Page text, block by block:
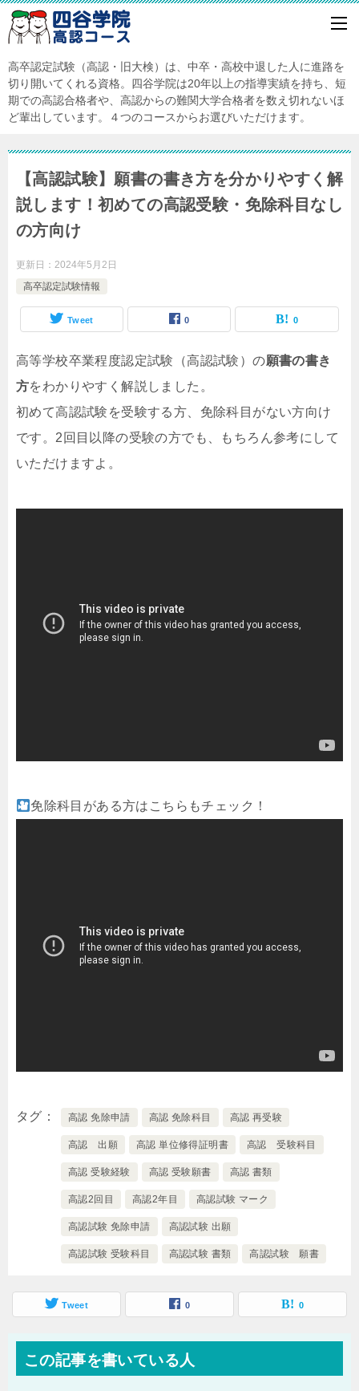
高卒認定試験（高認・旧大検）は、中卒・高校中退した人に進路を
切り開いてくれる資格。四谷学院は20年以上の指導実績を持ち、短
期での高認合格者や、高認からの難関大学合格者を数え切れないほ
ど輩出しています。４つのコースからお選びいただけます。
【高認試験】願書の書き方を分かりやすく解
説します！初めての高認受験・免除科目なし
の方向け
更新日： 2024年5月2日
高卒認定試験情報
Tweet 0 0
高等学校卒業程度認定試験（高認試験）の願書の書き
方をわかりやすく解説しました。
初めて高認試験を受験する方、免除科目がない方向け
です。2回目以降の受験の方でも、もちろん参考にして
いただけますよ。
免除科目がある方はこちらもチェック！
タグ 高認 免除申請 高認 免除科目 高認 再受験
高認 出願 高認 単位修得証明書 高認 受験科目
高認 受験経験 高認 受験願書 高認 書類
高認2回目 高認2年目 高認試験 マーク
高認試験 免除申請 高認試験 出願
高認試験 受験科目 高認試験 書類 高認試験 願書
Tweet 0 0
この記事を書いている人